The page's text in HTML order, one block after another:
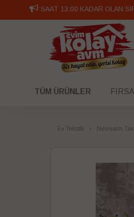
SAAT 13:00 KADAR OLAN
TÜM ÜRÜNLER
Ev Tekstili Nevresim